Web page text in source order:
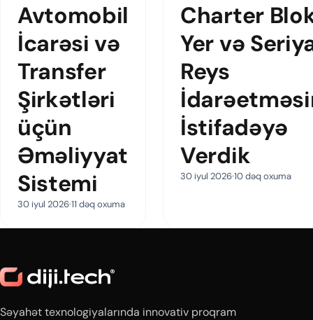
Avtomobil
İcarəsi və
Transfer
Şirkətləri
üçün
Əməliyyat
Sistemi
30 iyul 202611 dəq oxuma
Charter
Yer və
Reys
İstifadəyə
Verdik
30 iyul 202610 dəq oxuma
Səyahət texnologiyalarında innovativ proqram